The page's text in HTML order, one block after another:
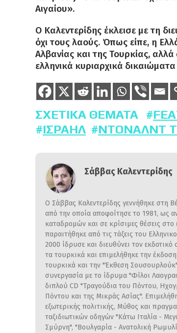
Αιγαίου».
Ο Καλεντερίδης έκλεισε με τη
όχι τους λαούς. Όπως είπε, η
Αλβανίας και της Τουρκίας,
ελληνικά κυριαρχικά
ΣΧΕΤΙΚΆ ΘΈΜΑΤΑ
ΙΣΡΑΉΛ
ΝΤΌΝΑΛΝΤ
Σάββας Καλεντερίδης
Ο Σάββας Καλεντερίδης γεννήθηκε στη
από την οποία αποφοίτησε το 1981, ως
καταδρομών και σε κρίσιμες θέσεις
παραιτήθηκε από τις τάξεις του
2000 ίδρυσε και διευθύνει τον
τα τουρκικά και επιμελήθηκε την
τουρκικά και την "Έκθεση
συνεργασία με το ίδρυμα "Φίλοι
διπλού CD "Τραγούδια του Πόντου,
Πόντου και της Μικράς Ασίας".
εξωτερικής πολιτικής, Μύθος και
ταξιδιωτικών οδηγών "Κάτω Ιταλία -
Σμύρνη", "Βουλγαρία - Ανατολική